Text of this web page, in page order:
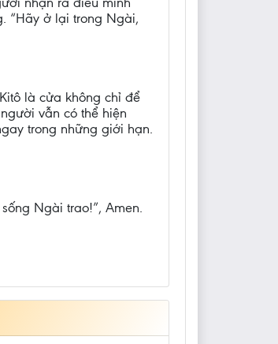
“Hãy ở lại trong Ngài,
là cửa không chỉ để
vẫn có thể hiện
trong những giới hạn.
Ngài trao!”, Amen.